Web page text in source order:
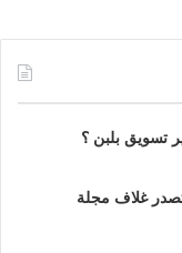
تسويق بلبن ؟
غلاف مجلة